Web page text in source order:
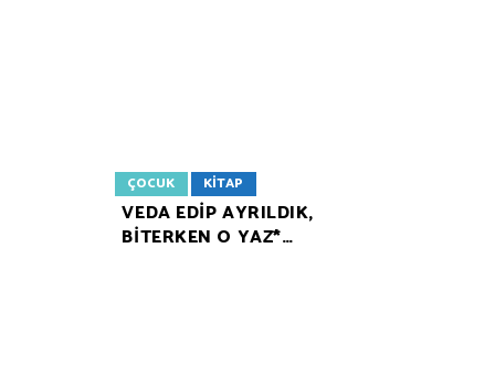
ÇOCUK KITAP
VEDA EDİP AYRILDIK,
BİTERKEN O YAZ*…